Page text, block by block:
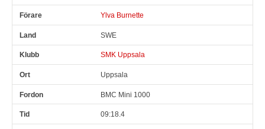
Ylva Burnette
SWE
SMK Uppsala
Uppsala
BMC Mini 1000
09:18.4